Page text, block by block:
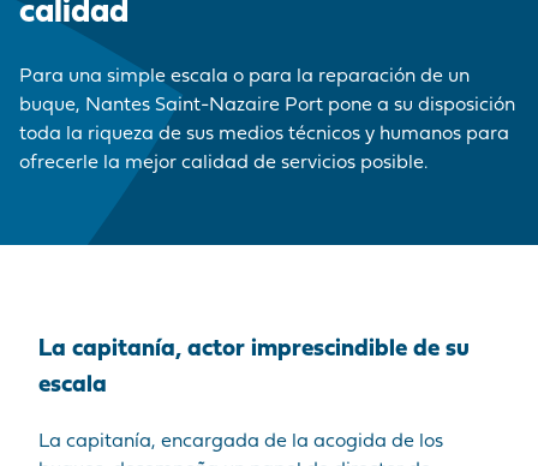
calidad
Para una simple escala o para la reparación de un
buque, Nantes Saint-Nazaire Port pone a su disposición
toda la riqueza de sus medios técnicos y humanos para
ofrecerle la mejor calidad de servicios posible.
La capitanía, actor imprescindible de su
escala
La capitanía, encargada de la acogida de los
LE PELLERIN
INSTALACIONES DE
NANTES
VISITA AL PUERTO
HISTORIA
BUQUES
LAS PRESTACIONES
ACCEDER AL
ANUARIO DE LOS
PROFESIONALES
MERCADOS
NUESTRA POLÍTICA
DE COMPRAS
Medios de
comunicación
¡Únase a nosotros !
Preguntas -
Respuestas
Mercados públicos